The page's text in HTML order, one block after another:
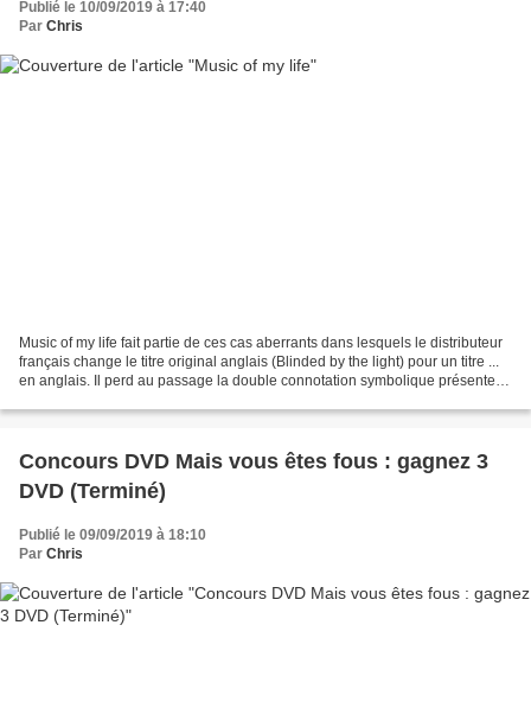
Publié le 10/09/2019 à 17:40
Par Chris
Music of my life fait partie de ces cas aberrants dans lesquels le distributeur
français change le titre original anglais (Blinded by the light) pour un titre ...
en anglais. Il perd au passage la double connotation symbolique présente
Concours DVD Mais vous êtes fous : gagnez 3
DVD (Terminé)
Publié le 09/09/2019 à 18:10
Par Chris